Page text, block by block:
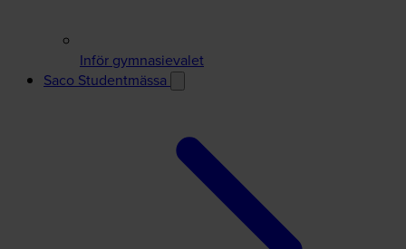
Inför gymnasievalet
Saco Studentmässa